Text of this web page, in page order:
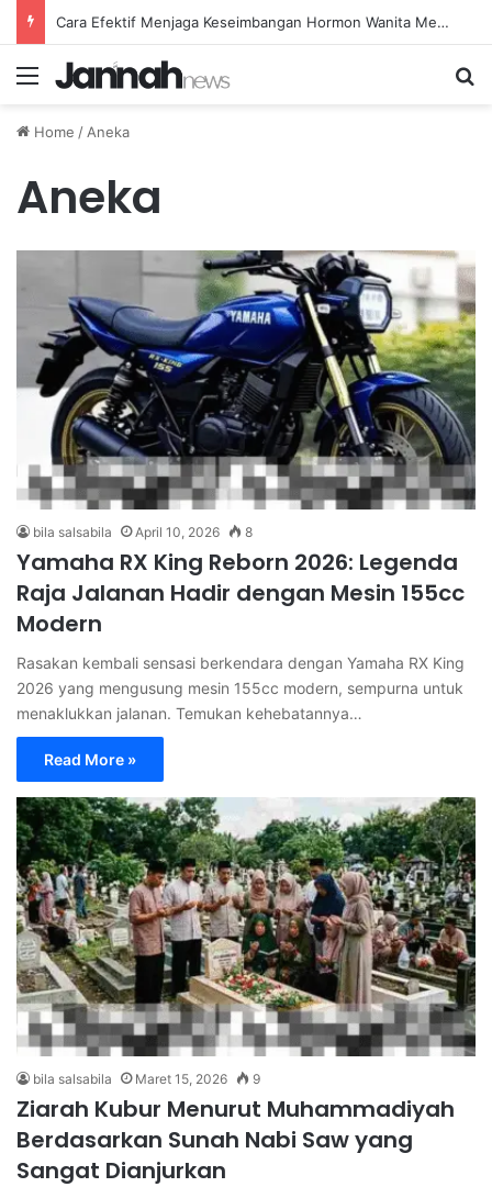
Cara Efektif Menjaga Keseimbangan Hormon Wanita Menjelang Menopause
Menu
Home / Aneka
Aneka
bila salsabila April 10, 2026 8
Yamaha RX King Reborn 2026: Legenda
Raja Jalanan Hadir dengan Mesin 155cc
Modern
Rasakan kembali sensasi berkendara dengan Yamaha RX King
2026 yang mengusung mesin 155cc modern, sempurna untuk
menaklukkan jalanan. Temukan kehebatannya…
Read More »
bila salsabila Maret 15, 2026 9
Ziarah Kubur Menurut Muhammadiyah
Berdasarkan Sunah Nabi Saw yang
Sangat Dianjurkan